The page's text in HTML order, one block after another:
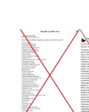
Image